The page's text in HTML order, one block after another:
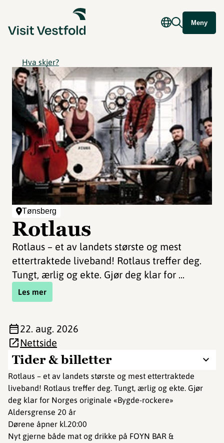
Meny
Hva skjer?
Tønsberg
Rotlaus
Rotlaus – et av landets største og mest
ettertraktede liveband! Rotlaus treffer deg.
Tungt, ærlig og ekte. Gjør deg klar for ...
Les mer
Tider & billetter
Rotlaus – et av landets største og mest ettertraktede
liveband! Rotlaus treffer deg. Tungt, ærlig og ekte. Gjør
deg klar for Norges originale «Bygde-rockere»
Aldersgrense 20 år
Dørene åpner kl.20:00
Nyt gjerne både mat og drikke på FOYN BAR &
22. aug. 2026
Nettside